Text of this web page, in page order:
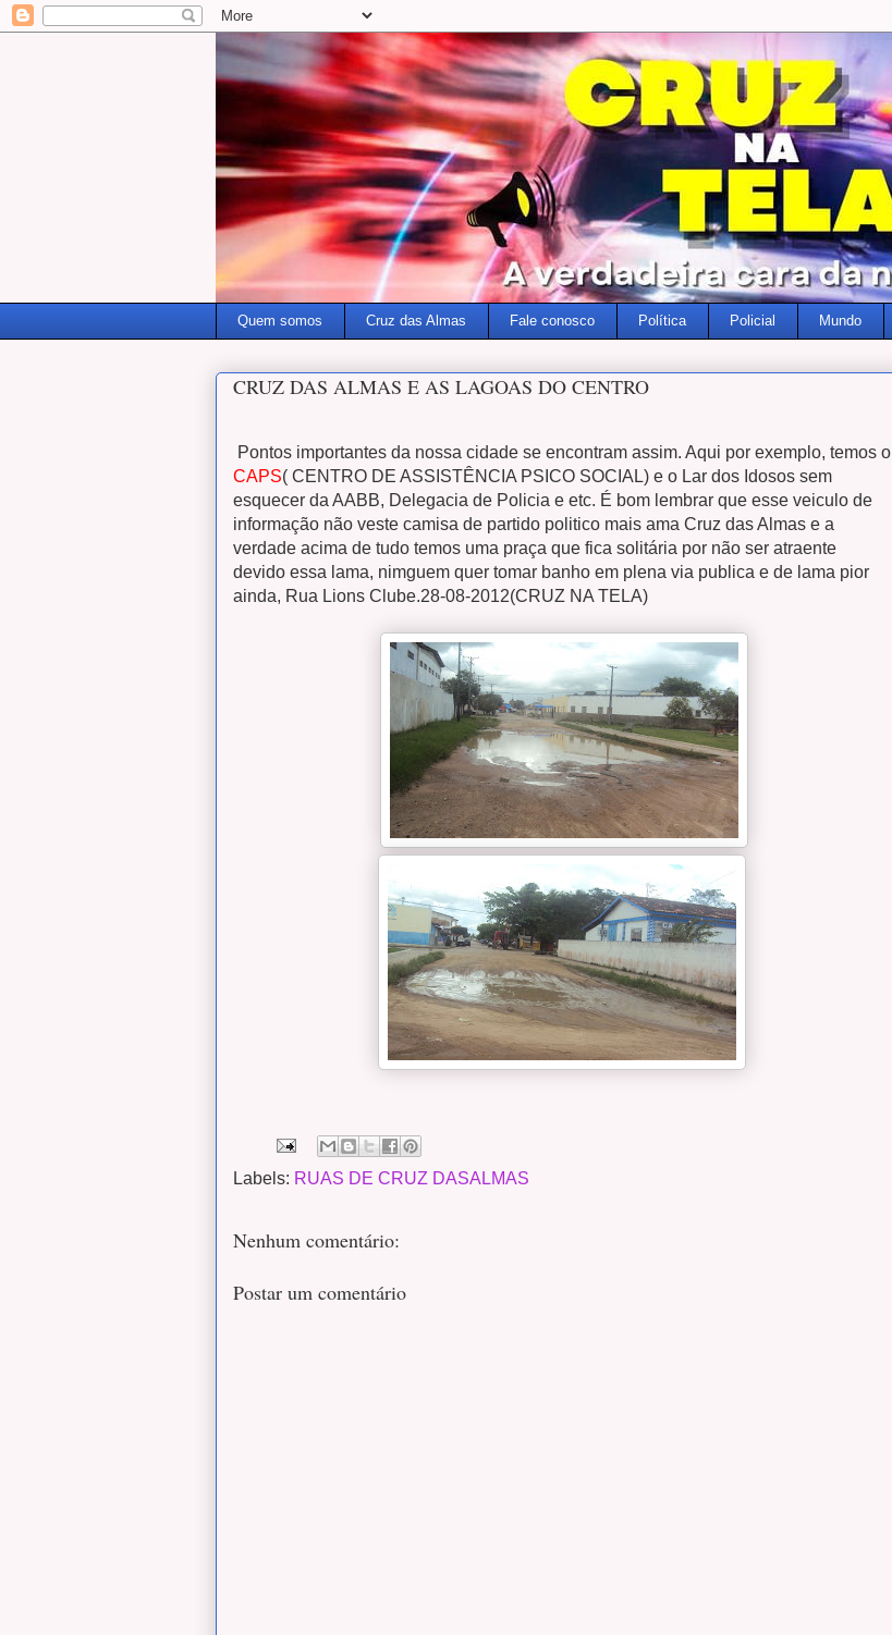
Quem somos Cruz das Almas Fale conosco Política Policial Mundo
CRUZ DAS ALMAS E AS LAGOAS DO CENTRO
Pontos importantes da nossa cidade se encontram assim. Aqui por exemplo, temos o
CAPS( CENTRO DE ASSISTÊNCIA PSICO SOCIAL) e o Lar dos Idosos sem
esquecer da AABB, Delegacia de Policia e etc. É bom lembrar que esse veiculo de
informação não veste camisa de partido politico mais ama Cruz das Almas e a
verdade acima de tudo temos uma praça que fica solitária por não ser atraente
devido essa lama, nimguem quer tomar banho em plena via publica e de lama pior
ainda, Rua Lions Clube.28-08-2012(CRUZ NA TELA)
Labels: RUAS DE CRUZ DASALMAS
Nenhum comentário:
Postar um comentário